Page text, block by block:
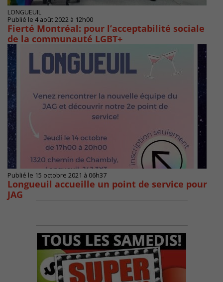
LONGUEUIL
Publié le 4 août 2022 à 12h00
Fierté Montréal: pour l’acceptabilité sociale
de la communauté LGBT+
Publié le 15 octobre 2021 à 06h37
Longueuil accueille un point de service pour
JAG